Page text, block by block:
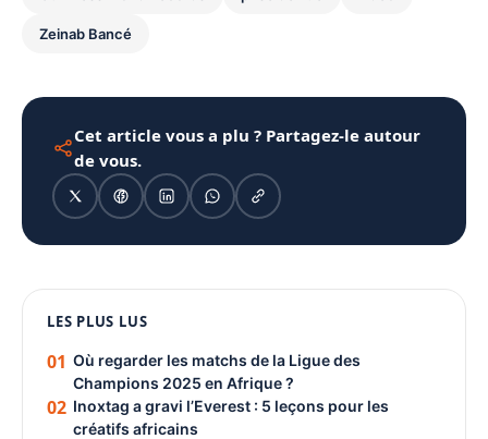
Zeinab Bancé
Cet article vous a plu ? Partagez-le autour
de vous.
PUBLICITÉ
LES PLUS LUS
01 Où regarder les matchs de la Ligue des
Champions 2025 en Afrique ?
02 Inoxtag a gravi l’Everest : 5 leçons pour les
créatifs africains